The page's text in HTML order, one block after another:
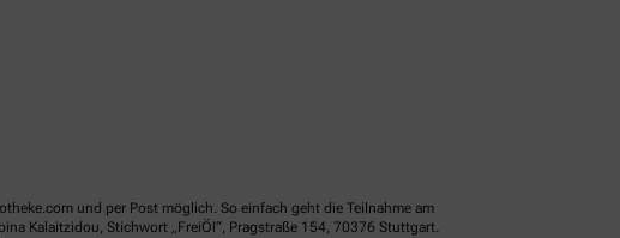
und per Post möglich. So einfach geht die Teilnahme am
Kalaitzidou, Stichwort „FreiÖl“, Pragstraße 154, 70376 Stuttgart.